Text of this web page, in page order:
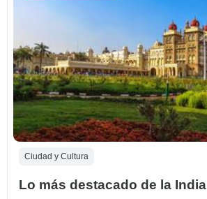
Ciudad y Cultura
Lo más destacado de la India